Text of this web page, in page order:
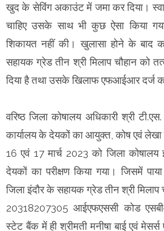
खुद के सेविंग अकाउंट में जमा कर दिया।
चाहिए उसके साथ भी कुछ ऐसा किया
शिकायत नहीं की। खुलासा होने के बाद
सहायक ग्रेड तीन श्री मिलाप चौहान को
दिया है तथा उसके खिलाफ एफआईआर दर्ज
वरिष्ठ जिला कोषालय अधिकारी श्री
कार्यालय के देयकों का आयुक्त, कोष एवं लेखा
16 एवं 17 मार्च 2023 को जिला कोषालय
देयकों का परीक्षण किया गया। जिसमें
जिला इंदौर के सहायक ग्रेड तीन श्री
20318207305 आईएफएससी कोड
स्टेट बैंक में ही श्रीमती मनीषा बाई एवं